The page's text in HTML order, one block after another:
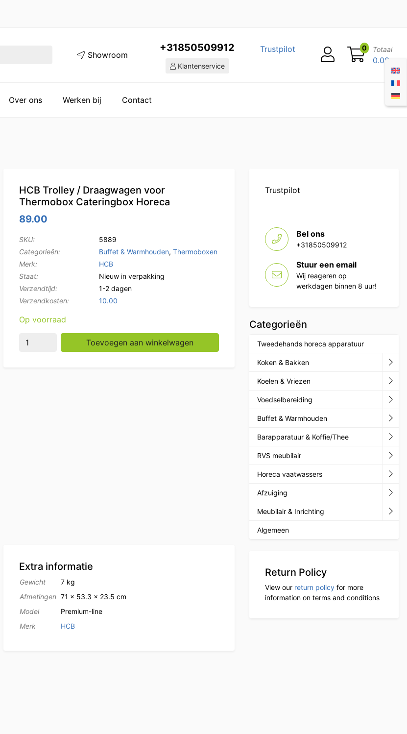
Showroom
+31850509912
Klantenservice
Trustpilot 0 Totaal
0.00
Over ons Werken bij Contact
HCB Trolley / Draagwagen voor
Thermobox Cateringbox Horeca
89.00
SKU:
5889
Categorieën:
Buffet & Warmhouden, Thermoboxen
Merk:
HCB
Staat:
Nieuw in verpakking
Verzendtijd:
1-2 dagen
Verzendkosten:
10.00
Op voorraad
HCB Trolley / Draagwagen voor Thermobox Cateringbox Horeca aantal
Toevoegen aan winkelwagen
Extra informatie
Gewicht
7 kg
Afmetingen 71 × 53.3 × 23.5 cm
Model
Premium-line
Merk
HCB
Trustpilot
Bel ons
+31850509912
Stuur een email
Wij reageren op
werkdagen binnen 8 uur!
Categorieën
Tweedehands horeca apparatuur
Koken & Bakken
Koelen & Vriezen
Voedselbereiding
Buffet & Warmhouden
Barapparatuur & Koffie/Thee
RVS meubilair
Horeca vaatwassers
Afzuiging
Meubilair & Inrichting
Algemeen
Return Policy
View our return policy for more
information on terms and conditions